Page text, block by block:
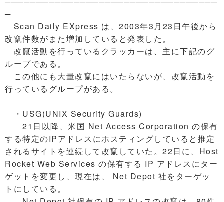
─
Scan Daily EXpress は、2003年3月23日午後から
改竄件数がまた増加していると発表した。
改竄活動を行っているクラッカーは、主に下記のグ
ループである。
この他にも大量改竄にはいたらないが、改竄活動を
行っているグループがある。
・USG(UNIX Security Guards)
21日以降、米国 Net Access Corporation の保有
する特定のIPアドレスにホスティングしていると推定
されるサイトを連続して改竄していた。22日に、Host
Rocket Web Services の保有する IP アドレスにター
ゲットを変更し、現在は、 Net Depot 社をターゲッ
トにしている。